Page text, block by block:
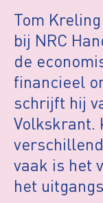
Tom
bij NRC
de
financieel
schrijft hij
Volkskrant.
vaak is het
het